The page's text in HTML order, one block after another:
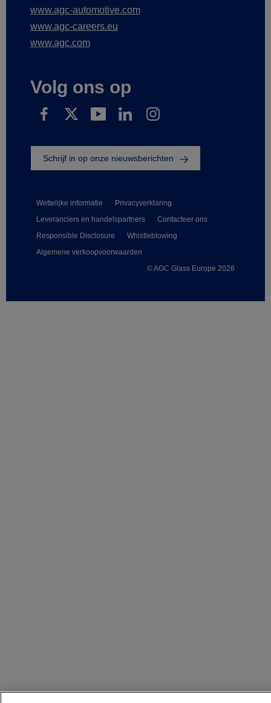
www.agc-automotive.com
www.agc-careers.eu
www.agc.com
Volg ons op
© AGC Glass Europe 2026
Wettelijke informatie
Privacyverklaring
Leveranciers en handelspartners
Contacteer ons
Responsible Disclosure
Whistleblowing
Algemene verkoopvoorwaarden
Schrijf in op onze nieuwsberichten